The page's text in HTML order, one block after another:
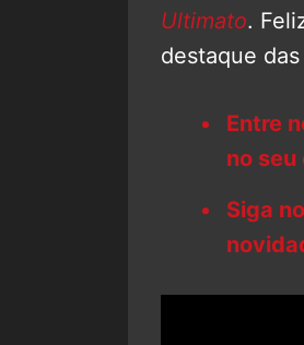
Ultimato.
destaque
Entre
no seu
Siga